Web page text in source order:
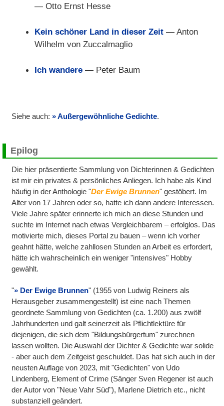
— Otto Ernst Hesse
Kein schöner Land in dieser Zeit— Anton
Wilhelm von Zuccalmaglio
Ich wandere— Peter Baum
Siehe auch: Außergewöhnliche Gedichte.
Epilog
Die hier präsentierte Sammlung von Dichterinnen & Gedichten
ist mir ein privates & persönliches Anliegen. Ich habe als Kind
häufig in der Anthologie "Der Ewige Brunnen" gestöbert. Im
Alter von 17 Jahren oder so, hatte ich dann andere Interessen.
Viele Jahre später erinnerte ich mich an diese Stunden und
suchte im Internet nach etwas Vergleichbarem – erfolglos. Das
motivierte mich, dieses Portal zu bauen – wenn ich vorher
geahnt hätte, welche zahllosen Stunden an Arbeit es erfordert,
hätte ich wahrscheinlich ein weniger "intensives" Hobby
gewählt.
" Der Ewige Brunnen" (1955 von Ludwig Reiners als
Herausgeber zusammengestellt) ist eine nach Themen
geordnete Sammlung von Gedichten (ca. 1.200) aus zwölf
Jahrhunderten und galt seinerzeit als Pflichtlektüre für
diejenigen, die sich dem "Bildungsbürgertum" zurechnen
lassen wollten. Die Auswahl der Dichter & Gedichte war solide
- aber auch dem Zeitgeist geschuldet. Das hat sich auch in der
neusten Auflage von 2023, mit "Gedichten" von Udo
Lindenberg, Element of Crime (Sänger Sven Regener ist auch
der Autor von "Neue Vahr Süd"), Marlene Dietrich etc., nicht
substanziell geändert.